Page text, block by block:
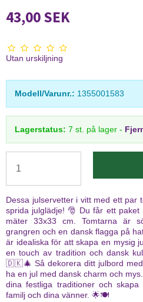
43,00 SEK
Utan urskiljning
Modell/Varunr.: 1355001583
Lagerstatus: 7 st. på lager -
Dessa julservetter i vitt med ett par
sprida julglädje! 🎅 Du får ett
mäter 33x33 cm. Tomtarna är
grangren och en dansk flagga på
är idealiska för att skapa en mysig
en touch av tradition och dansk
🇩🇰🎄 Så dekorera ditt julbord med
ha en jul med dansk charm och
dina festliga traditioner och
familj och dina vänner. 🌟🍽️